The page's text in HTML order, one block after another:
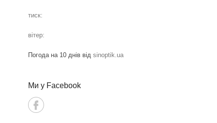
тиск:
вітер:
Погода на 10 днів відsinoptik.ua
Ми у Facebook